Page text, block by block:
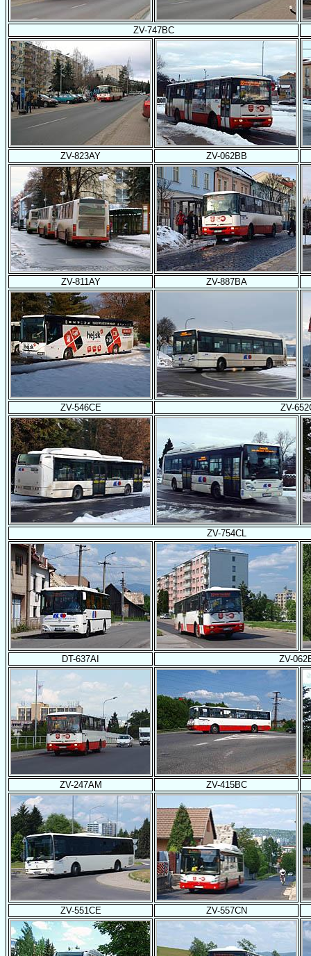
ZV-747BC
ZV-823AY ZV-062BB
ZV-811AY ZV-887BA
ZV-546CE ZV-
ZV-754CL
DT-637AI ZV-
ZV-247AM ZV-415BC
ZV-551CE ZV-557CN